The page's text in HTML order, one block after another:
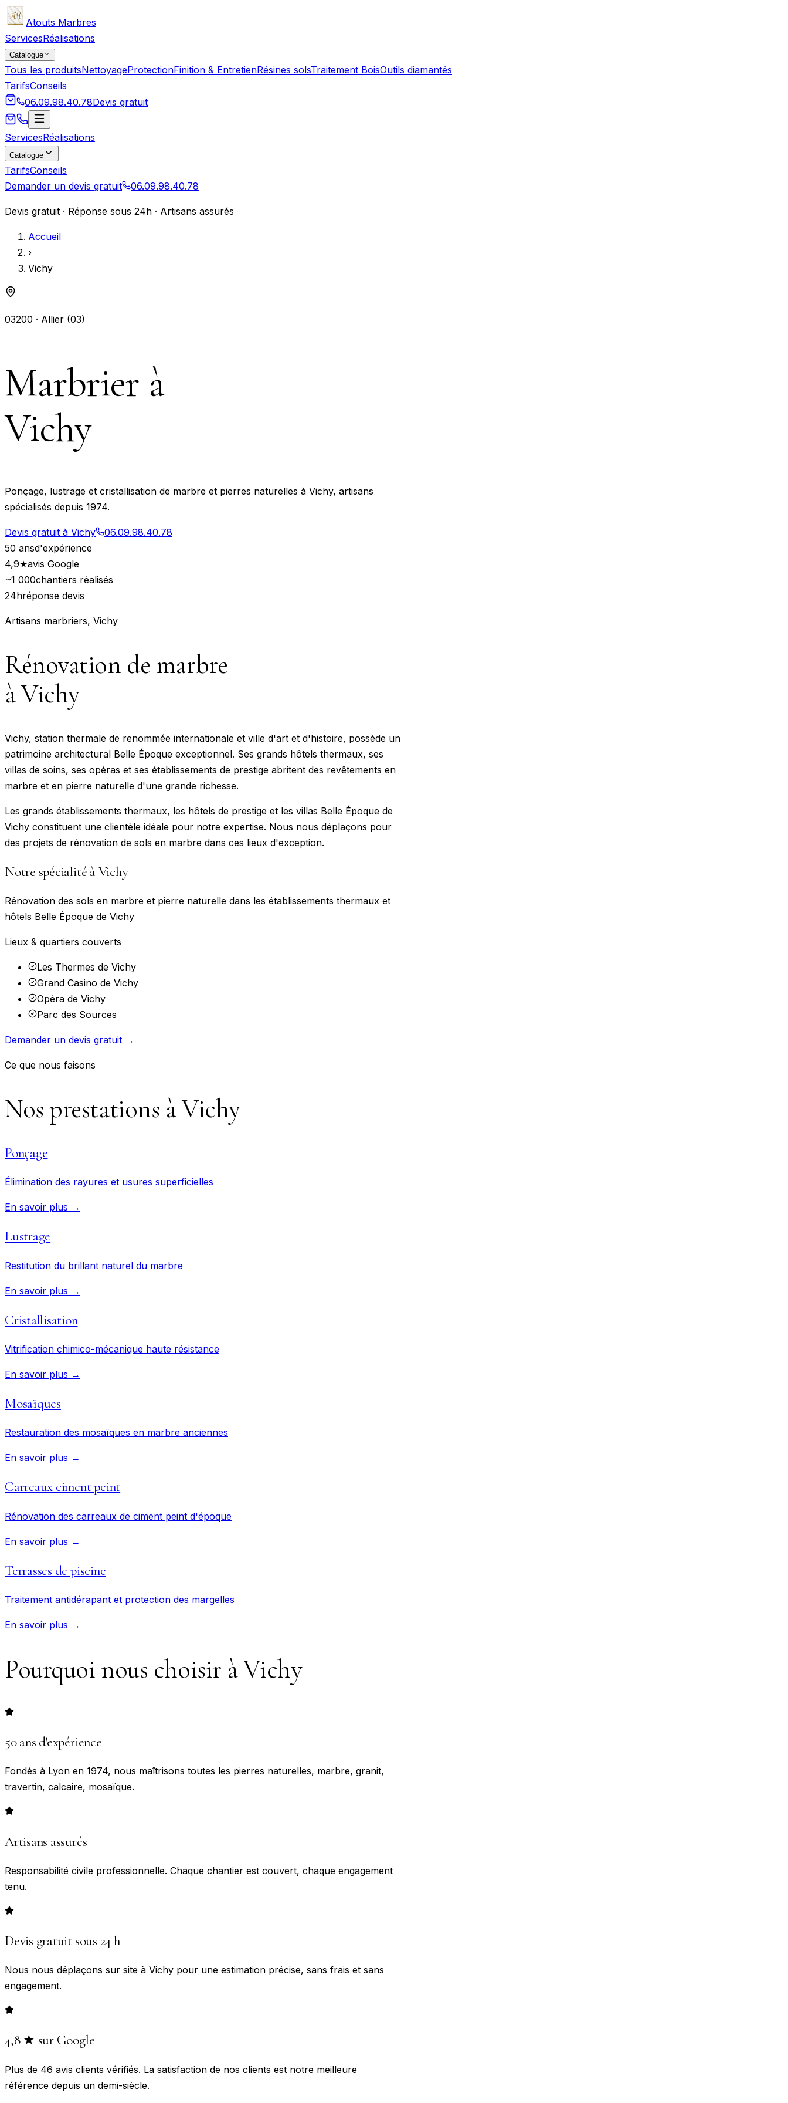
Atouts Marbres
ServicesRéalisations
Catalogue
Tous les produitsNettoyageProtectionFinition & EntretienRésines solsTraitement BoisOutils diamantés
TarifsConseils
06.09.98.40.78Devis gratuit
ServicesRéalisations
Catalogue
TarifsConseils
Demander un devis gratuit
06.09.98.40.78
Devis gratuit · Réponse sous 24h · Artisans assurés
Accueil
›
Vichy
03200 · Allier (03)
Marbrier à
Vichy
Ponçage, lustrage et cristallisation de marbre et pierres naturelles à Vichy, artisans
spécialisés depuis 1974.
Devis gratuit à Vichy
06.09.98.40.78
50 ansd'expérience
4,9★avis Google
~1 000chantiers réalisés
24hréponse devis
Artisans marbriers, Vichy
Rénovation de marbre
àVichy
Vichy, station thermale de renommée internationale et ville d'art et d'histoire, possède un
patrimoine architectural Belle Époque exceptionnel. Ses grands hôtels thermaux, ses
villas de soins, ses opéras et ses établissements de prestige abritent des revêtements en
marbre et en pierre naturelle d'une grande richesse.
Les grands établissements thermaux, les hôtels de prestige et les villas Belle Époque de
Vichy constituent une clientèle idéale pour notre expertise. Nous nous déplaçons pour
des projets de rénovation de sols en marbre dans ces lieux d'exception.
Notre spécialité àVichy
Rénovation des sols en marbre et pierre naturelle dans les établissements thermaux et
hôtels Belle Époque de Vichy
Lieux & quartiers couverts
Les Thermes de Vichy
Grand Casino de Vichy
Opéra de Vichy
Parc des Sources
Demander un devis gratuit →
Ce que nous faisons
Nos prestations àVichy
Ponçage
Élimination des rayures et usures superficielles
En savoir plus →
Lustrage
Restitution du brillant naturel du marbre
En savoir plus →
Cristallisation
Vitrification chimico-mécanique haute résistance
En savoir plus →
Mosaïques
Restauration des mosaïques en marbre anciennes
En savoir plus →
Carreaux ciment peint
Rénovation des carreaux de ciment peint d'époque
En savoir plus →
Terrasses de piscine
Traitement antidérapant et protection des margelles
En savoir plus →
Pourquoi nous choisir àVichy
50 ans d'expérience
Fondés à Lyon en 1974, nous maîtrisons toutes les pierres naturelles, marbre, granit,
travertin, calcaire, mosaïque.
Artisans assurés
Responsabilité civile professionnelle. Chaque chantier est couvert, chaque engagement
tenu.
Devis gratuit sous 24 h
Nous nous déplaçons sur site à Vichy pour une estimation précise, sans frais et sans
engagement.
4,8 ★ sur Google
Plus de 46 avis clients vérifiés. La satisfaction de nos clients est notre meilleure
référence depuis un demi-siècle.